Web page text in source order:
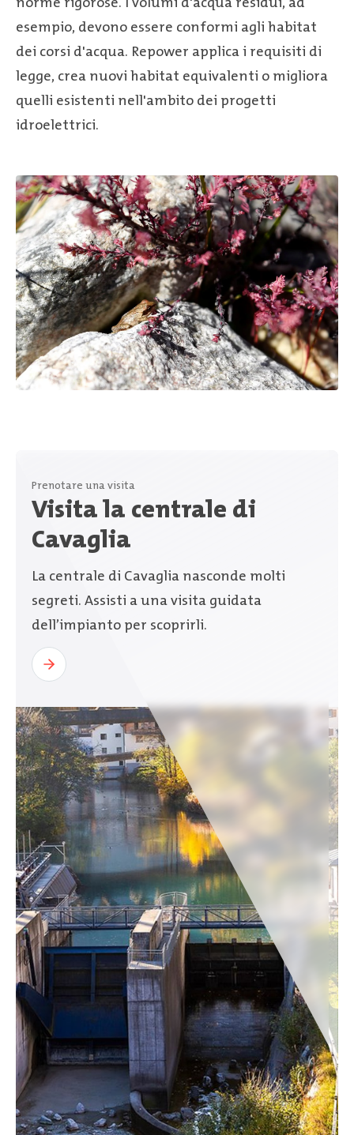
esempio, devono essere conformi agli habitat
dei corsi d'acqua. Repower applica i requisiti di
legge, crea nuovi habitat equivalenti o migliora
quelli esistenti nell'ambito dei progetti
idroelettrici.
Prenotare una visita
Visita la centrale di
Cavaglia
La centrale di Cavaglia nasconde molti
segreti. Assisti a una visita guidata
dell’impianto per scoprirli.